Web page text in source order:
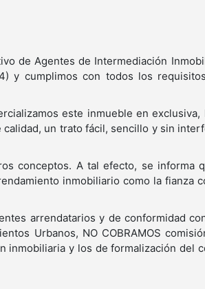
de Agentes de Intermediación
y cumplimos con todos los
este inmueble en
un trato fácil, sencillo y sin
conceptos. A tal efecto, se informa
inmobiliario como la fianza
arrendatarios y de conformidad
Urbanos, NO COBRAMOS
inmobiliaria y los de formalización del